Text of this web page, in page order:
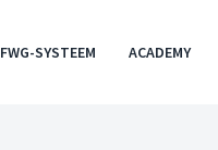
FWG-SYSTEEM ACADEMY